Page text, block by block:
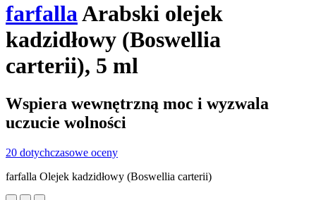
farfallaArabski olejek
kadzidłowy (Boswellia
carterii), 5 ml
Wspiera wewnętrzną moc i wyzwala
uczucie wolności
20 dotychczasowe oceny
farfalla Olejek kadzidłowy (Boswellia carterii)